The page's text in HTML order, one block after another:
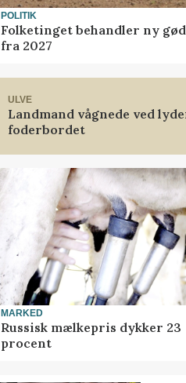
POLITIK
Folketinget behandler ny
fra 2027
ULVE
Landmand vågnede ved
foderbordet
MARKED
Russisk mælkepris dykker 23
procent